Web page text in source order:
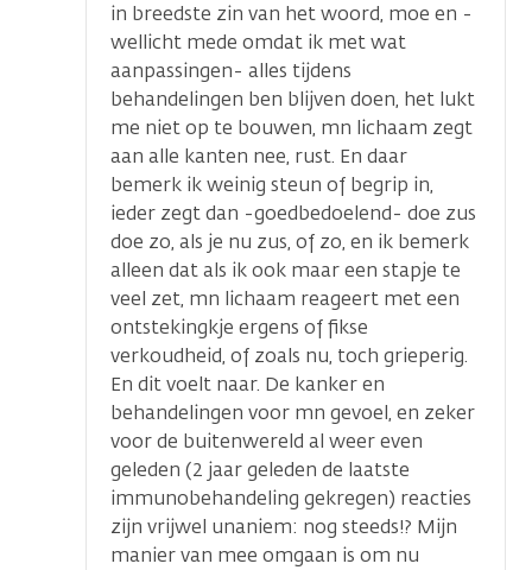
in breedste zin van het woord, moe en -
wellicht mede omdat ik met wat
aanpassingen- alles tijdens
behandelingen ben blijven doen, het lukt
me niet op te bouwen, mn lichaam zegt
aan alle kanten nee, rust. En daar
bemerk ik weinig steun of begrip in,
ieder zegt dan -goedbedoelend- doe zus
doe zo, als je nu zus, of zo, en ik bemerk
alleen dat als ik ook maar een stapje te
veel zet, mn lichaam reageert met een
ontstekingkje ergens of fikse
verkoudheid, of zoals nu, toch grieperig.
En dit voelt naar. De kanker en
behandelingen voor mn gevoel, en zeker
voor de buitenwereld al weer even
geleden (2 jaar geleden de laatste
immunobehandeling gekregen) reacties
zijn vrijwel unaniem: nog steeds!? Mijn
manier van mee omgaan is om nu